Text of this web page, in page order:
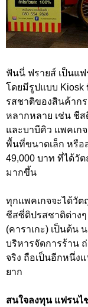
ฟันนี่ ฟรายส์ เป็นแ
โดยมีรูปแบบ Kiosk
รสชาติของสินค้าก
หลากหลาย เช่น ชี
และบาบีคิว แพคเก
พื้นที่ขนาดเล็ก หรือ
49,000 บาท ที่ได้วั
มากขึ้น
ทุกแพคเกจจะได้วัต
ชีสซี่ดิปรสชาติต่างๆ
(คาราเกะ) เป็นต้น
บริหารจัดการร้าน
จริง ถือเป็นอีกหนึ่ง
ยาก
สนใจลงทุน แฟรนไ